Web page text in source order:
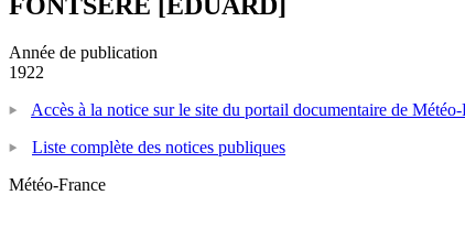
Année de publication
1922
Accès à la notice sur le site du portail documentaire de Météo-
Liste complète des notices publiques
Météo-France